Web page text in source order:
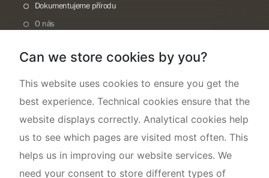
Dokumentujeme přírodu
O nás
Can we store cookies by you?
This website uses cookies to ensure you get the
best experience. Technical cookies ensure that the
website displays correctly. Analytical cookies help
us to see which pages are visited most often. This
helps us in improving our website services. We
need your consent to store different types of